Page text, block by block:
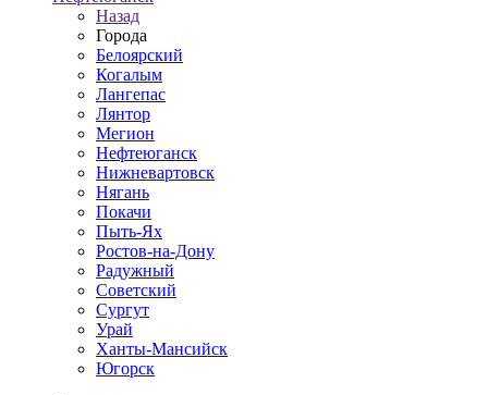
Назад
Города
Белоярский
Когалым
Лангепас
Лянтор
Мегион
Нефтеюганск
Нижневартовск
Нягань
Покачи
Пыть-Ях
Рoстов-на-Дону
Радужный
Советский
Сургут
Урай
Ханты-Мансийск
Югорск